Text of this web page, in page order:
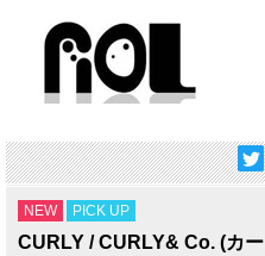
NEW PICK UP
CURLY / CURLY& Co. (カ